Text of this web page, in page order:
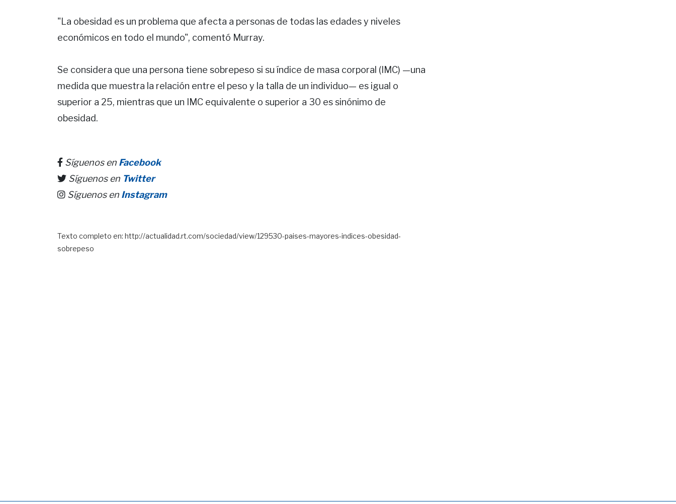
"La obesidad es un problema que afecta a personas de todas las edades y niveles
económicos en todo el mundo", comentó Murray.
Se considera que una persona tiene sobrepeso si su índice de masa corporal (IMC) —una
medida que muestra la relación entre el peso y la talla de un individuo— es igual o
superior a 25, mientras que un IMC equivalente o superior a 30 es sinónimo de
obesidad.
Síguenos en Facebook
Síguenos en Twitter
Síguenos en Instagram
Texto completo en: http://actualidad.rt.com/sociedad/view/129530-paises-mayores-indices-obesidad-
sobrepeso